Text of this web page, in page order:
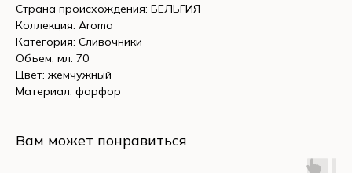
Страна происхождения: БЕЛЬГИЯ
Коллекция: Aroma
Категория: Сливочники
Объем, мл: 70
Цвет: жемчужный
Материал: фарфор
Вам может понравиться